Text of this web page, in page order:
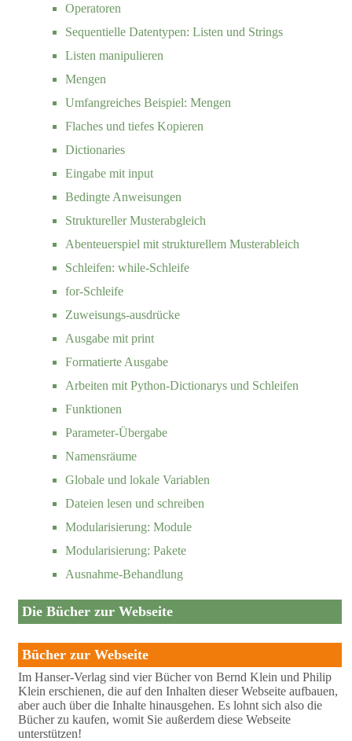
Operatoren
Sequentielle Datentypen: Listen und Strings
Listen manipulieren
Mengen
Umfangreiches Beispiel: Mengen
Flaches und tiefes Kopieren
Dictionaries
Eingabe mit input
Bedingte Anweisungen
Struktureller Musterabgleich
Abenteuerspiel mit strukturellem Musterableich
Schleifen: while-Schleife
for-Schleife
Zuweisungs-ausdrücke
Ausgabe mit print
Formatierte Ausgabe
Arbeiten mit Python-Dictionarys und Schleifen
Funktionen
Parameter-Übergabe
Namensräume
Globale und lokale Variablen
Dateien lesen und schreiben
Modularisierung: Module
Modularisierung: Pakete
Ausnahme-Behandlung
Die Bücher zur Webseite
Bücher zur Webseite
Im Hanser-Verlag sind vier Bücher von Bernd Klein und Philip
Klein erschienen, die auf den Inhalten dieser Webseite aufbauen,
aber auch über die Inhalte hinausgehen. Es lohnt sich also die
Bücher zu kaufen, womit Sie außerdem diese Webseite
unterstützen!